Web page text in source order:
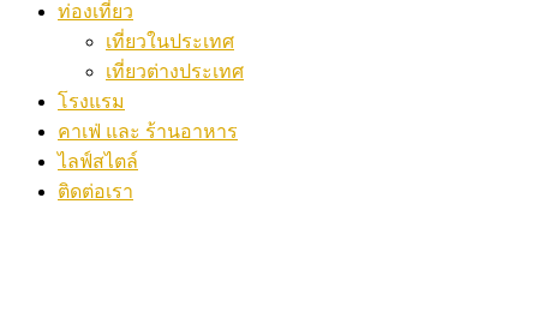
ท่องเที่ยว
เที่ยวในประเทศ
เที่ยวต่างประเทศ
โรงแรม
คาเฟ่ และ ร้านอาหาร
ไลฟ์สไตล์
ติดต่อเรา